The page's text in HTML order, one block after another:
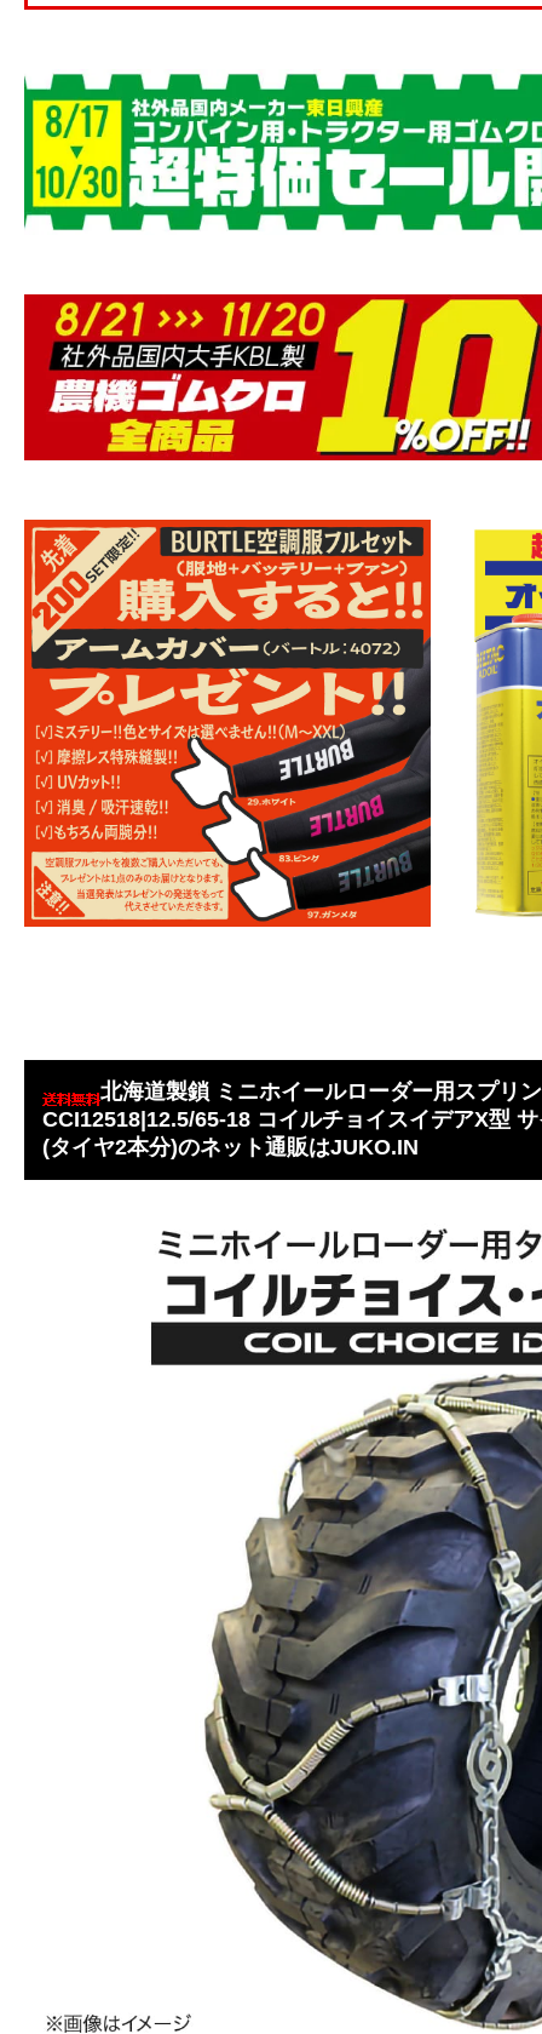
北海道製鎖 ミニホイールローダー用スプリ
CCI12518|12.5/65-18 コイルチョイスイデアX型
(タイヤ2本分)のネット通販はJUKO.IN